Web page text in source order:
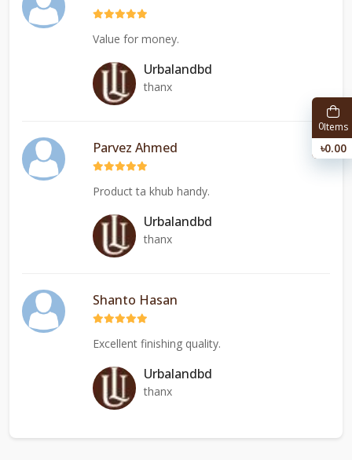
Value for money.
Urbalandbd
thanx
Parvez Ahmed
Product ta khub handy.
Urbalandbd
thanx
Shanto Hasan
Excellent finishing quality.
Urbalandbd
thanx
0Items
৳0.00